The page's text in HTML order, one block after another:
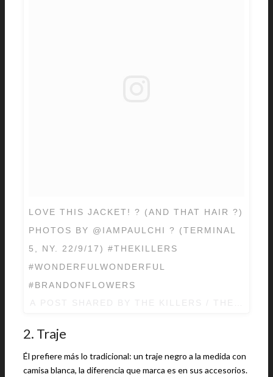
LOVE THIS JACKET! ? (AND THAT HAIR ?)
PHOTOS BY @IAMPAULCHI ? (TERMINAL
5, NY. 22/9/17) #THEKILLERS
#WONDERFULWONDERFUL
#BRANDONFLOWERS
2. Traje
Él prefiere más lo tradicional: un traje negro a la medida con
camisa blanca, la diferencia que marca es en sus accesorios.